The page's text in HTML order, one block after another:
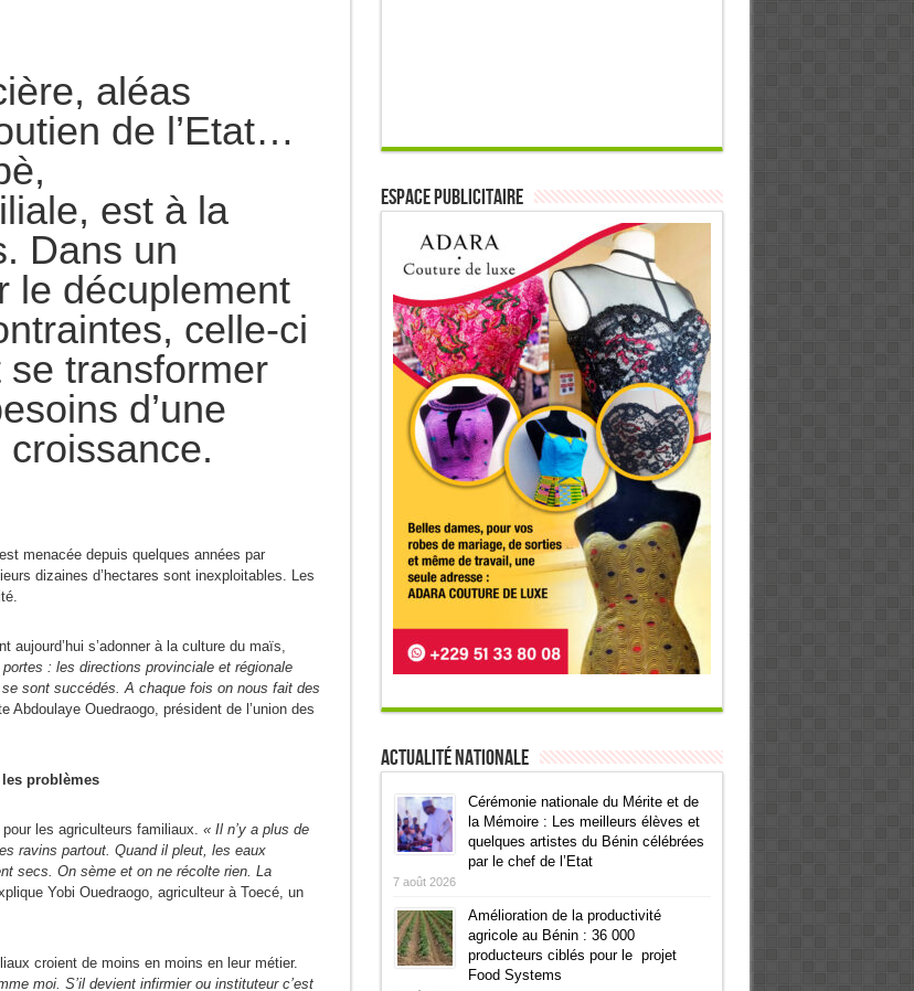
aléas
de l’Etat…
est à la
Dans un
le décuplement
celle-ci
transformer
d’une
menacée depuis quelques années par
dizaines d’hectares sont inexploitables. Les
aujourd’hui s’adonner à la culture du maïs,
: les directions provinciale et régionale
sont succédés. A chaque fois on nous fait des
Abdoulaye Ouedraogo, président de l’union des
problèmes
les agriculteurs familiaux. « Il n’y a plus de
ravins partout. Quand il pleut, les eaux
secs. On sème et on ne récolte rien. La
Yobi Ouedraogo, agriculteur à Toecé, un
croient de moins en moins en leur métier.
moi. S’il devient infirmier ou instituteur c’est
ESPACE PUBLICITAIRE
Actualité Nationale
Cérémonie nationale du Mérite et de
la Mémoire : Les meilleurs élèves et
quelques artistes du Bénin célébrées
par le chef de l’Etat
7 août 2026
Amélioration de la productivité
agricole au Bénin : 36 000
producteurs ciblés pour le projet
Food Systems